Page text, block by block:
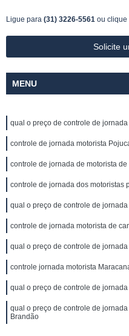
Ligue para (31) 3226-5561 ou clique
Solicite
MENU
qual o preço de controle de
controle de jornada motorista
controle de jornada de motorista
controle de jornada dos motoristas
qual o preço de controle de
controle de jornada motorista de
qual o preço de controle de
controle jornada motorista
qual o preço de controle de
qual o preço de controle de
Brandão